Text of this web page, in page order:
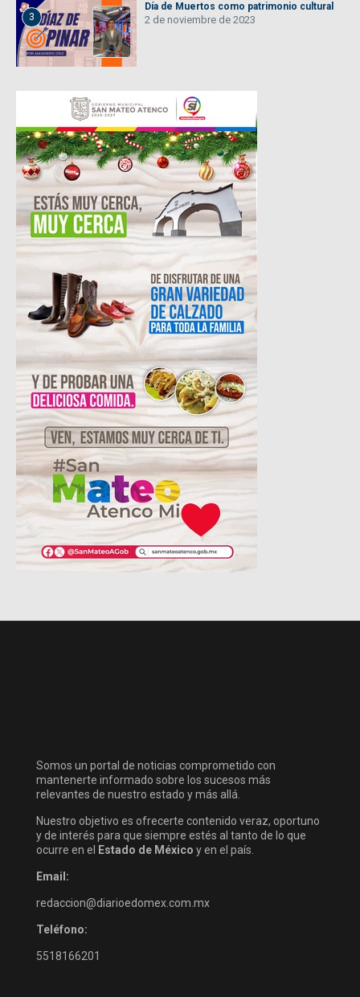
3
Día de Muertos como patrimonio cultural
2 de noviembre de 2023
Somos un portal de noticias comprometido con
mantenerte informado sobre los sucesos más
relevantes de nuestro estado y más allá.
Nuestro objetivo es ofrecerte contenido veraz, oportuno
y de interés para que siempre estés al tanto de lo que
ocurre en el
Estado de México y en el país.
Email:
redaccion@diarioedomex.com.mx
Teléfono:
5518166201